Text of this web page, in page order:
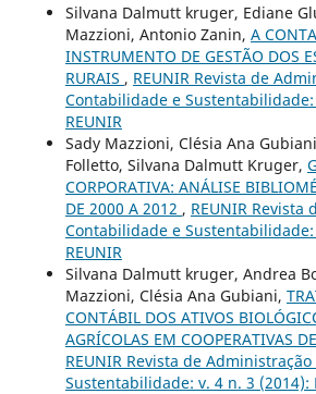
Silvana Dalmutt kruger, Ediane
Mazzioni, Antonio Zanin, A
INSTRUMENTO DE GESTÃO DOS
RURAIS , REUNIR Revista de
Contabilidade e Sustentabilidade:
REUNIR
Sady Mazzioni, Clésia Ana
Folletto, Silvana Dalmutt Kruger,
CORPORATIVA: ANÁLISE
DE 2000 A 2012 , REUNIR Revista
Contabilidade e Sustentabilidade:
REUNIR
Silvana Dalmutt kruger, Andrea
Mazzioni, Clésia Ana Gubiani,
CONTÁBIL DOS ATIVOS
AGRÍCOLAS EM COOPERATIVAS
REUNIR Revista de
Sustentabilidade: v. 4 n. 3 (2014):